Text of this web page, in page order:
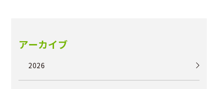
アーカイブ
2026